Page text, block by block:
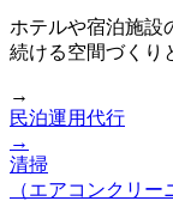
ホテルや宿泊施設
続ける空間づくり
→
民泊運用代行
→
清掃
（エアコンクリー